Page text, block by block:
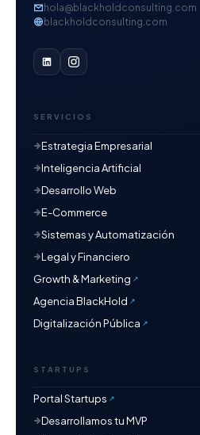
hola@blackholdconsulting.com
blackholdconsulting.com
SERVICIOS
Estrategia Empresarial
Inteligencia Artificial
Desarrollo Web
E-Commerce
Sistemas y Automatización
Legal y Financiero
Growth & Marketing
Agencia BlackHold
Digitalización Pública
STARTUPS
Portal Startups
Desarrollamos tu MVP